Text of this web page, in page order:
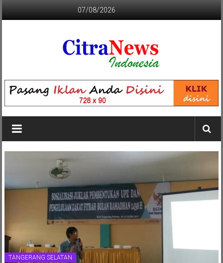
07/08/2026
CITRANEWS
INDONESIA
BERANI
DAN
KRISTIS
TANGERANG SELATAN